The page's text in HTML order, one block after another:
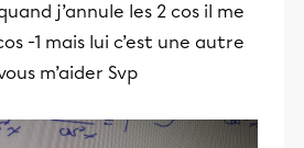
j’annule les 2 cos il me
-1 mais lui c’est une autre
m’aider Svp